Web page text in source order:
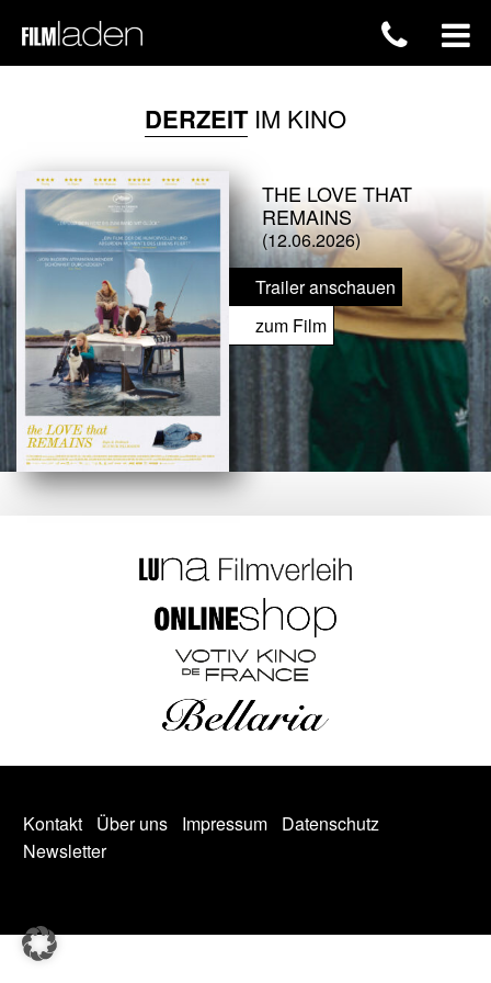
DERZEITIM KINO
THE LOVE THAT
REMAINS
(12.06.2026)
Trailer anschauen
zum Film
Kontakt Über uns Impressum
Datenschutz
Newsletter